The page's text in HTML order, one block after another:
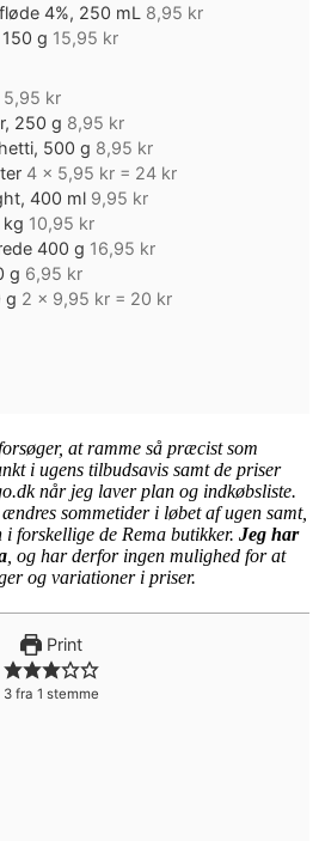
4%, 250 mL 8,95 kr
g 15,95 kr
5,95 kr
250 g 8,95 kr
500 g 8,95 kr
4 x 5,95 kr = 24 kr
400 ml 9,95 kr
kg 10,95 kr
400 g 16,95 kr
g 6,95 kr
g 2 x 9,95 kr = 20 kr
at ramme så præcist som
i ugens tilbudsavis samt de priser
når jeg laver plan og indkøbsliste.
sommetider i løbet af ugen samt,
forskellige de Rema butikker. Jeg har
, og har derfor ingen mulighed for at
og variationer i priser.
Print
3 fra 1 stemme